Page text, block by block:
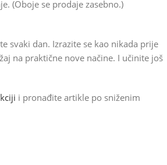
(Oboje se prodaje zasebno.)
svaki dan. Izrazite se kao nikada prije
na praktične nove načine. I učinite još
i pronađite artikle po sniženim